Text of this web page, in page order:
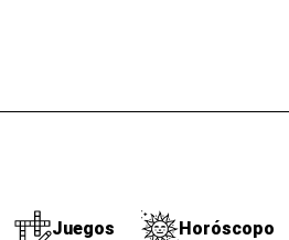
Juegos Horóscopo